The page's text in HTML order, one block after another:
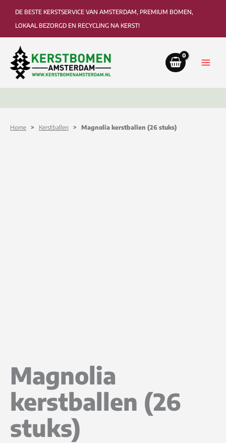
inhoud
DE BESTE KERSTSERVICE VAN AMSTERDAM, PREMIUM BOMEN,
LOKAAL BEZORGD EN RECYCLING NA KERST!
Home > Kerstballen > Magnolia kerstballen (26 stuks)
Magnolia
kerstballen (26
stuks)